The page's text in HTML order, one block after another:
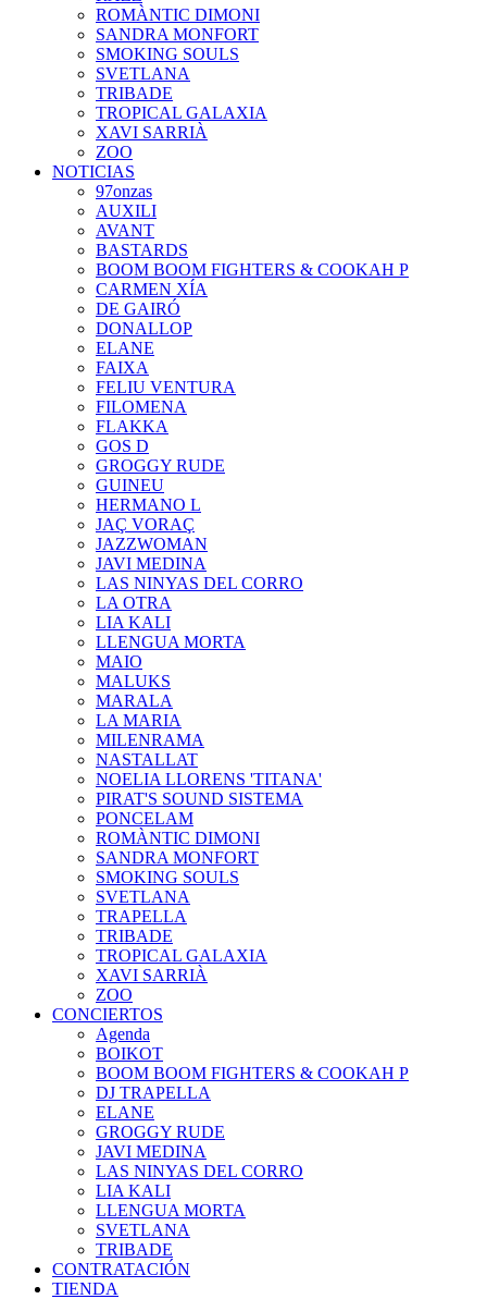
ROMÀNTIC DIMONI
SANDRA MONFORT
SMOKING SOULS
SVETLANA
TRIBADE
TROPICAL GALAXIA
XAVI SARRIÀ
ZOO
NOTICIAS
97onzas
AUXILI
AVANT
BASTARDS
BOOM BOOM FIGHTERS & COOKAH P
CARMEN XÍA
DE GAIRÓ
DONALLOP
ELANE
FAIXA
FELIU VENTURA
FILOMENA
FLAKKA
GOS D
GROGGY RUDE
GUINEU
HERMANO L
JAÇ VORAÇ
JAZZWOMAN
JAVI MEDINA
LAS NINYAS DEL CORRO
LA OTRA
LIA KALI
LLENGUA MORTA
MAIO
MALUKS
MARALA
LA MARIA
MILENRAMA
NASTALLAT
NOELIA LLORENS 'TITANA'
PIRAT'S SOUND SISTEMA
PONCELAM
ROMÀNTIC DIMONI
SANDRA MONFORT
SMOKING SOULS
SVETLANA
TRAPELLA
TRIBADE
TROPICAL GALAXIA
XAVI SARRIÀ
ZOO
CONCIERTOS
Agenda
BOIKOT
BOOM BOOM FIGHTERS & COOKAH P
DJ TRAPELLA
ELANE
GROGGY RUDE
JAVI MEDINA
LAS NINYAS DEL CORRO
LIA KALI
LLENGUA MORTA
SVETLANA
TRIBADE
CONTRATACIÓN
TIENDA